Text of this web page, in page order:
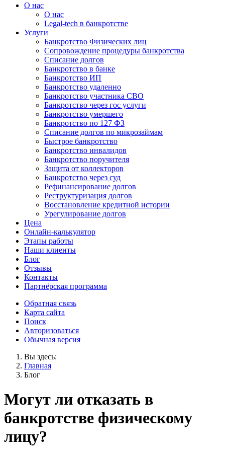
О нас
О нас
Legal-tech в банкротстве
Услуги
Банкротство Физических лиц
Сопровождение процедуры банкротства
Списание долгов
Банкротство в банке
Банкротство ИП
Банкротство удаленно
Банкротство участника СВО
Банкротство через гос услуги
Банкротство умершего
Банкротство по 127 ФЗ
Списание долгов по микрозаймам
Быстрое банкротство
Банкротство инвалидов
Банкротство поручителя
Защита от коллекторов
Банкротство через суд
Рефинансирование долгов
Реструктуризация долгов
Восстановление кредитной истории
Урегулирование долгов
Цена
Онлайн-калькулятор
Этапы работы
Наши клиенты
Блог
Отзывы
Контакты
Партнёрская программа
Обратная связь
Карта сайта
Поиск
Авторизоваться
Обычная версия
Вы здесь:
Главная
Блог
Могут ли отказать в
банкротстве физическому
лицу?